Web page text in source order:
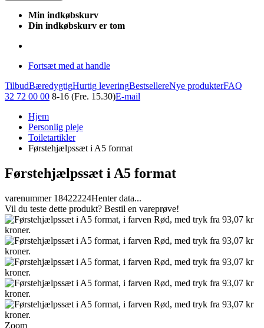
Min indkøbskurv
Din indkøbskurv er tom
Fortsæt med at handle
TilbudBæredygtigHurtig leveringBestsellereNye produkterFAQ
32 72 00 00 8-16 (Fre. 15.30)E-mail
Hjem
Personlig pleje
Toiletartikler
Førstehjælpssæt i A5 format
Førstehjælpssæt i A5 format
varenummer 18422224Henter data...
Vil du teste dette produkt? Bestil en vareprøve!
Zoom